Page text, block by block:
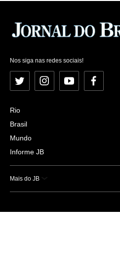
Nos siga nas redes sociais!
Twitter InstagramYouTubeFacebook
Rio
Brasil
Mundo
Informe JB
Mais do JB
Esportes